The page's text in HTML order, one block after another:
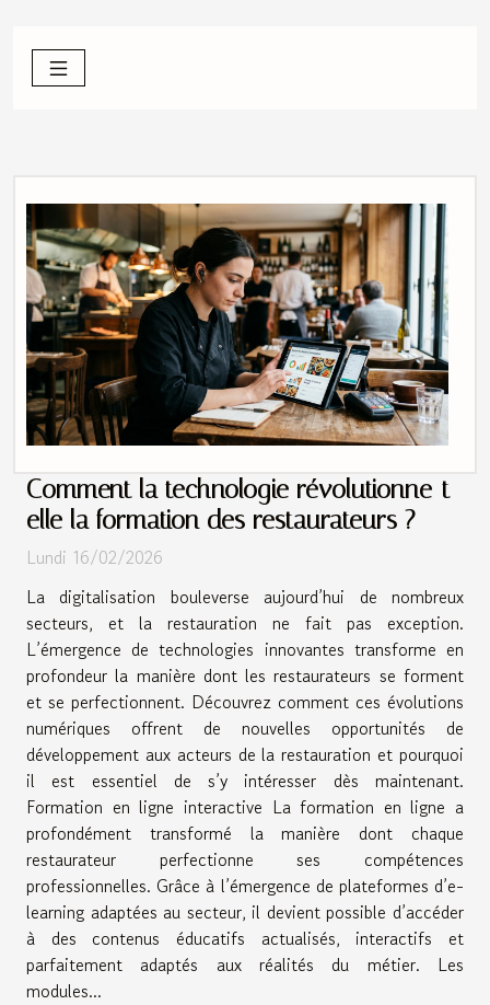
Comment la technologie révolutionne-t-
elle la formation des restaurateurs ?
Lundi 16/02/2026
La digitalisation bouleverse aujourd’hui de nombreux
secteurs, et la restauration ne fait pas exception.
L’émergence de technologies innovantes transforme en
profondeur la manière dont les restaurateurs se forment
et se perfectionnent. Découvrez comment ces évolutions
numériques offrent de nouvelles opportunités de
développement aux acteurs de la restauration et pourquoi
il est essentiel de s’y intéresser dès maintenant.
Formation en ligne interactive La formation en ligne a
profondément transformé la manière dont chaque
restaurateur perfectionne ses compétences
professionnelles. Grâce à l’émergence de plateformes d’e-
learning adaptées au secteur, il devient possible d’accéder
à des contenus éducatifs actualisés, interactifs et
parfaitement adaptés aux réalités du métier. Les
modules...